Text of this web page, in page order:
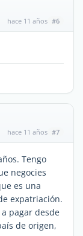
hace 11 años #6
hace 11 años #7
Tengo
negocies
es una
expatriación.
pagar desde
de origen,